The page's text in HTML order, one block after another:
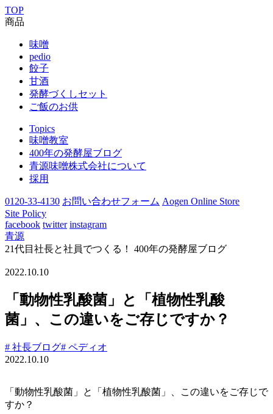
TOP
商品
味噌
pedio
餃子
甘酒
発酵づくしセット
ご飯のお供
Topics
味噌教室
400年の発酵屋ブログ
青源味噌株式会社について
採用
0120-33-4130 お問い合わせフォーム Aogen Online Store
Site Policy
facebook twitter instagram
青源
21代目社長と社員でつくる！ 400年の発酵屋ブログ
2022.10.10
「動物性乳酸菌」と「植物性乳酸
菌」、この違いをご存じですか？
# 社長ブログ# ペディオ
2022.10.10
「動物性乳酸菌」と「植物性乳酸菌」、この違いをご存じで
すか？